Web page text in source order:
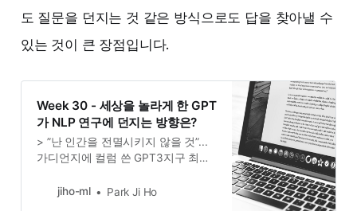
도 질문을 던지는 것 같은 방식으로도 답을 찾아낼 수
있는 것이 큰 장점입니다.
Week 30 - 세상을 놀라게 한 GPT
가 NLP 연구에 던지는 방향은?
> ”난 인간을 전멸시키지 않을 것”...
가디언지에 컬럼 쓴 GPT3지구 최강
다, 섬뜩했다“AI는 절대 인간 파괴하
jiho-ml Park Ji Ho